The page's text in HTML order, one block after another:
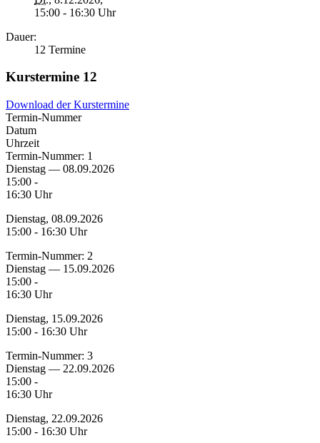
15:00 - 16:30 Uhr
Dauer:
12 Termine
Kurstermine 12
Download der Kurstermine
Termin-Nummer
Datum
Uhrzeit
Termin-Nummer: 1
Dienstag — 08.09.2026
15:00 -
16:30 Uhr
Dienstag, 08.09.2026
15:00 - 16:30 Uhr
Termin-Nummer: 2
Dienstag — 15.09.2026
15:00 -
16:30 Uhr
Dienstag, 15.09.2026
15:00 - 16:30 Uhr
Termin-Nummer: 3
Dienstag — 22.09.2026
15:00 -
16:30 Uhr
Dienstag, 22.09.2026
15:00 - 16:30 Uhr